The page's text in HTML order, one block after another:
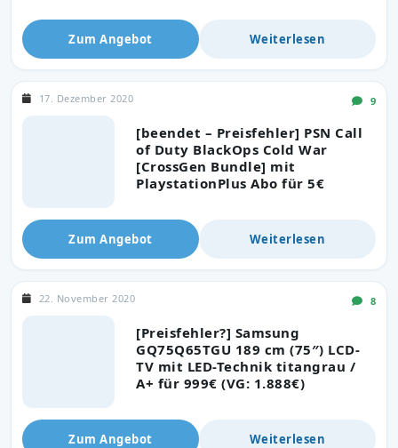
Zum Angebot Weiterlesen
[beendet – Preisfehler] PSN Call
of Duty BlackOps Cold War
[CrossGen Bundle] mit
PlaystationPlus Abo für 5€
17. Dezember 2020 9
Zum Angebot Weiterlesen
[Preisfehler?] Samsung
GQ75Q65TGU 189 cm (75″) LCD-
TV mit LED-Technik titangrau /
A+ für 999€ (VG: 1.888€)
22. November 2020 8
Zum Angebot Weiterlesen